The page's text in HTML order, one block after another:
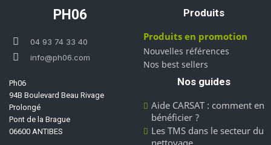
PH06
04 93 74 33 40
info@ph06.com
Ph06
94B Boulevard Beau Rivage
Prolongé
Pont de la Brague
06600 ANTIBES
Produits
Produits en promotion
Nouvelles références
Nos best sellers
Nos guides
Aide CARSAT : comment en
bénéficier ?
Les TMS dans le secteur du